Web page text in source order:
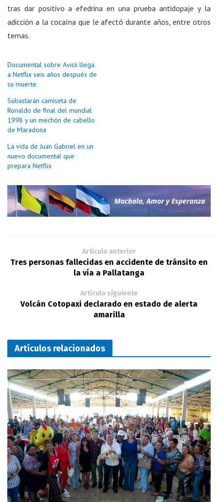
tras dar positivo a efedrina en una prueba antidopaje y la
adicción a la cocaína que le afectó durante años, entre otros
temas.
Documental sobre Avicii llega
a Netflix seis años después de
su muerte
Subastarán camiseta de
Ronaldo de final del mundial
1998 y un mechón de cabello
de Maradona
La vida de Juan Gabriel en un
nuevo documental que
prepara Netflix
Artículo anterior
Tres personas fallecidas en accidente de tránsito en
la vía a Pallatanga
Artículo siguiente
Volcán Cotopaxi declarado en estado de alerta
amarilla
Artículos relacionados